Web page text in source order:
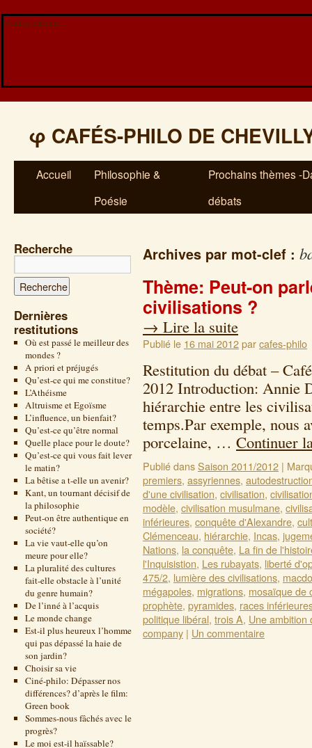
Veuillez patienter...
φ CAFÉS-PHILO DE
Accueil
Philosophie &
Poésie
Prochains thèmes -
débats
Recherche
Dernières
restitutions
Où est passé le meilleur des
mondes ?
A priori et préjugés
Qu’est-ce qui me constitue?
L’Athéisme
Altruisme et Egoïsme
L’influence, un bienfait?
Qu’est-ce qu’être normal
Quelle place pour le doute?
Qu’est-ce qui vous fait lever
le matin?
La bêtise a t-elle un avenir?
Kant, un tournant décisif de
la philosophie
Peut-on être authentique en
société?
La vie vaut-elle qu’on
meure pour elle?
La pluralité des cultures
fait-elle obstacle à l’unité
du genre humain?
De l’inné à l’acquis
Le monde change
Est-il plus heureux l’homme
qui pas dépassé la haie de
son jardin?
Choisir sa vie
Ciné-philo: Dépasser nos
différences? d’après le film:
Green book
Sommes-nous fâchés avec le
progrès?
Le moi est-il haïssable?
Archives par mot-clef :
Thème: Peut-on
civilisations ?
→ Lire la suite
Publié le 16 mai 2012parcafes-philo
Restitution du débat –
2012 Introduction: Annie
hiérarchie entre les
temps.Par exemple, nous
porcelaine, … Continuer
Publié dansSaison 2011/2012 |
premiers, assyriennes,
d'une civilisation, civilisation,
modèle, civilisation musulmane,
inférieures, conquête d'Alexandre,
Clémenceau, hiérarchie, Incas,
Nations, la conquête, La fin de
l'Inquisistion, Les rubayats, liberté
475/2, lumière des civilisations,
mégapoles, migrations, mosaïque de
prophète, pyramides, races
politique libéral, trois A, Une ambition
company | Un commentaire